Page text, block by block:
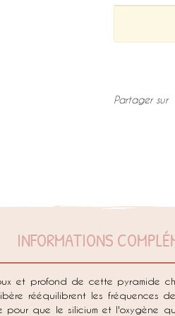
INFORMATIONS
et profond de cette pyramide
rééquilibrent les
que le silicium et l'oxygène